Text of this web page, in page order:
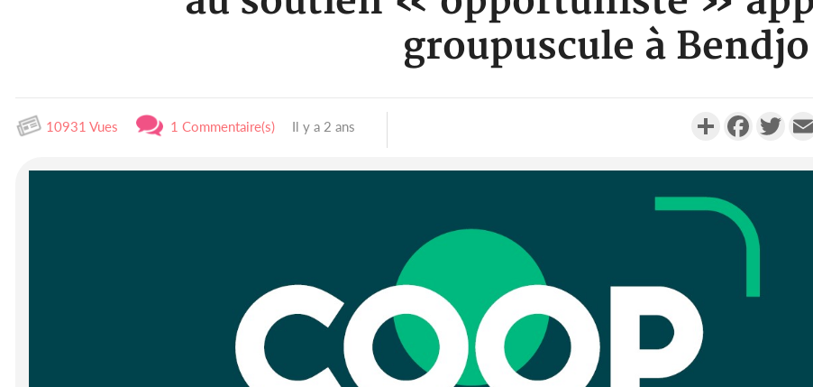
groupuscule à Bendjo
10931 Vues 1 Commentaire(s) Il y a 2 ans PartagerFacebook
Côte
réussi du